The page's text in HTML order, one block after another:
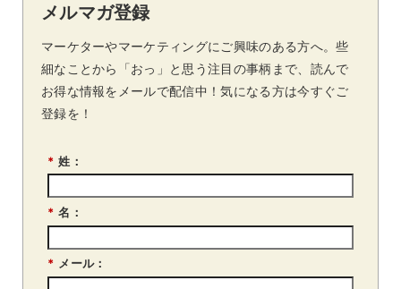
メルマガ登録
マーケターやマーケティングにご興味のある方へ。些
細なことから「おっ」と思う注目の事柄まで、読んで
お得な情報をメールで配信中！気になる方は今すぐご
登録を！
* 姓：
* 名：
* メール：